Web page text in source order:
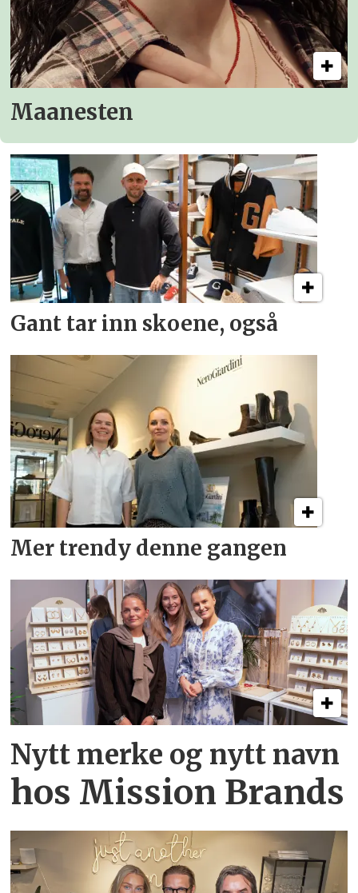
Maanesten
Gant tar inn skoene, også
Mer trendy denne gangen
Nytt merke og nytt navn
hos Mission Brands